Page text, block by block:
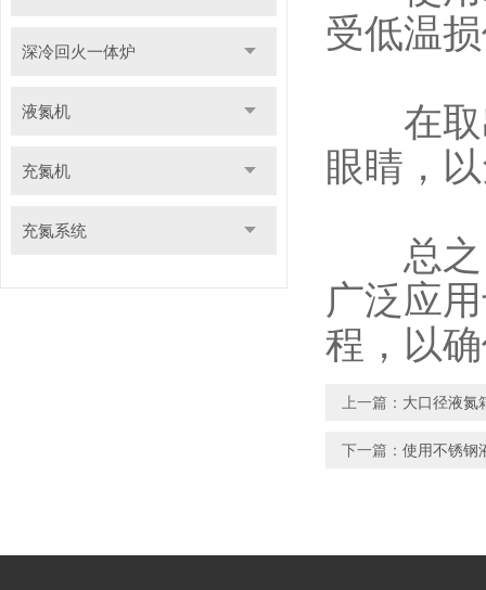
深冷回火一体炉
液氮机
充氮机
充氮系统
受低温
在取出
眼睛，
总之，
广泛应
程，以
上一篇： 大口径液氮
下一篇： 使用不锈钢